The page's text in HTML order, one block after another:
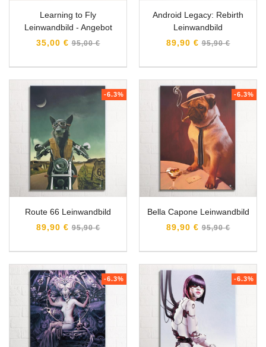
Learning to Fly
Leinwandbild - Angebot
35,00 € Normaler
95,00 €
Android Legacy: Rebirth
Leinwandbild
89,90 € Normaler
95,90 €
-6.3%
Route 66 Leinwandbild
89,90 € Normaler
95,90 €
-6.3%
Bella Capone Leinwandbild
89,90 € Normaler
95,90 €
-6.3% -6.3%